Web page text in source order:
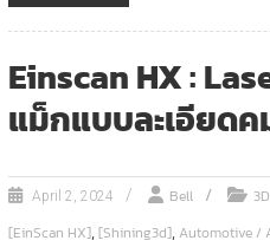
Einscan HX :
แม็กแบบละเอียด
April 2, 2024 Bell
[EinScan HX],[Shining3d], Automotive /